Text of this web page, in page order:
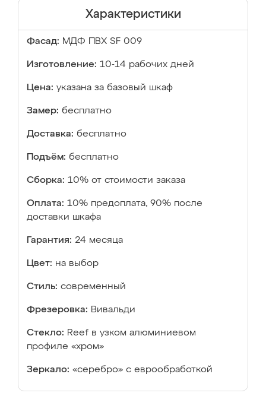
Характеристики
Фасад: МДФ ПВХ SF 009
Изготовление: 10-14 рабочих дней
Цена: указана за базовый шкаф
Замер: бесплатно
Доставка: бесплатно
Подъём: бесплатно
Сборка: 10% от стоимости заказа
Оплата: 10% предоплата, 90% после
доставки шкафа
Гарантия: 24 месяца
Цвет: на выбор
Стиль: современный
Фрезеровка: Вивальди
Стекло: Reef в узком алюминиевом
профиле «хром»
Зеркало: «серебро» с еврообработкой